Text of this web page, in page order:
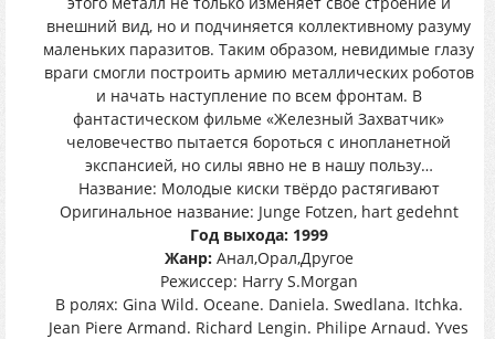
внешний вид, но и подчиняется коллективному разуму
маленьких паразитов. Таким образом, невидимые глазу
враги смогли построить армию металлических роботов
и начать наступление по всем фронтам. В
фантастическом фильме «Железный Захватчик»
человечество пытается бороться с инопланетной
экспансией, но силы явно не в нашу пользу…
Название: Молодые киски твёрдо растягивают
Оригинальное название: Junge Fotzen, hart gedehnt
Год выхода: 1999
Жанр:Анал,Орал,Другое
Режиссер: Harry S.Morgan
В ролях: Gina Wild. Oceane. Daniela. Swedlana. Itchka.
Jean Piere Armand. Richard Lengin. Philipe Arnaud. Yves